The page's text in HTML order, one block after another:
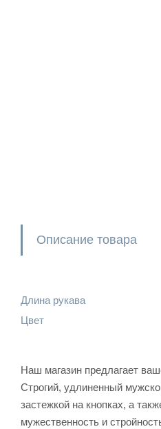
Описание товара
Длина рукава
Цвет
Наш магазин предлагает
Строгий, удлиненный
застежкой на кнопках, а
мужественность и